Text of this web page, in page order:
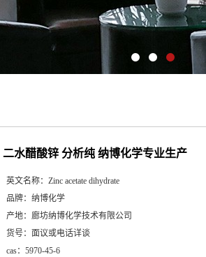
二水醋酸锌 分析纯 纳博化学专业生产
英文名称： Zinc acetate dihydrate
品牌： 纳博化学
产地： 廊坊纳博化学技术有限公司
货号： 面议或电话详谈
cas： 5970-45-6